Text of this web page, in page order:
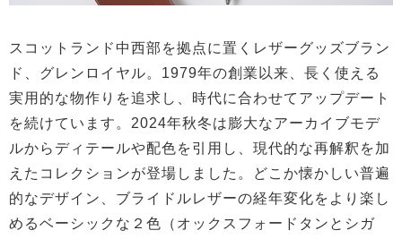
スコットランド中西部を拠点に置くレザーグッズブラン
ド、グレンロイヤル。1979年の創業以来、長く使える
実用的な物作りを追求し、時代に合わせてアップデート
を続けています。2024年秋冬は膨大なアーカイブモデ
ルからディテールや配色を引用し、現代的な再解釈を加
えたコレクションが登場しました。どこか懐かしい普遍
的なデザイン、ブライドルレザーの経年変化をより楽し
めるベーシックな２色（オックスフォードタンとシガ